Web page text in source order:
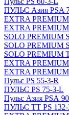
ПУЛЬС Азия PSA
EXTRA PREMIUM
EXTRA
SOLO PREMIUM
SOLO PREMIUM
SOLO PREMIUM
EXTRA
EXTRA
Пульс PS 55-3-R
ПУЛЬС PS 75-3-L
Пульс Азия PSА
ПУЛЬС ТТ PS 132-